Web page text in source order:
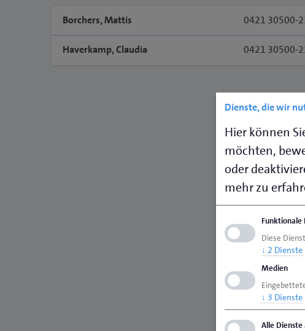
Borchers, Mattis 0421 30500-
Haverkamp, Claudia 0421 30500-
Dienste, die wir
Hier können
möchten,
oder
mehr zu
Funktionale
Diese
↓ 2 Dienste
Medien
↓ 3 Dienste
Alle